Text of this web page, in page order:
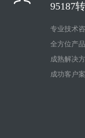
95187
专业技术
全方位产
成熟解决
成功客户